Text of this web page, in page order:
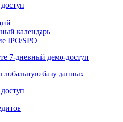
календарь
IPO/SPO
7-дневный демо-доступ
базу данных